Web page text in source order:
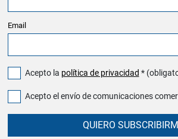
Email
Acepto la política de privacidad *
Acepto el envío de comunicaciones
QUIERO